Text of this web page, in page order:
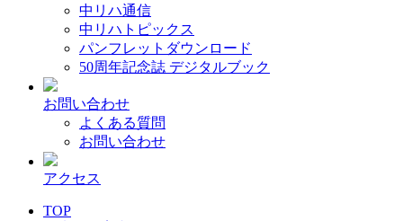
中リハ通信
中リハトピックス
パンフレットダウンロード
50周年記念誌 デジタルブック
お問い合わせ
よくある質問
お問い合わせ
アクセス
TOP